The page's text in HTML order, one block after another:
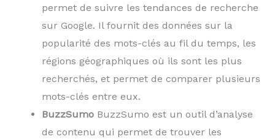
permet de suivre les tendances de recherche
sur Google. Il fournit des données sur la
popularité des mots-clés au fil du temps, les
régions géographiques où ils sont les plus
recherchés, et permet de comparer plusieurs
mots-clés entre eux.
BuzzSumo BuzzSumo est un outil d’analyse
de contenu qui permet de trouver les